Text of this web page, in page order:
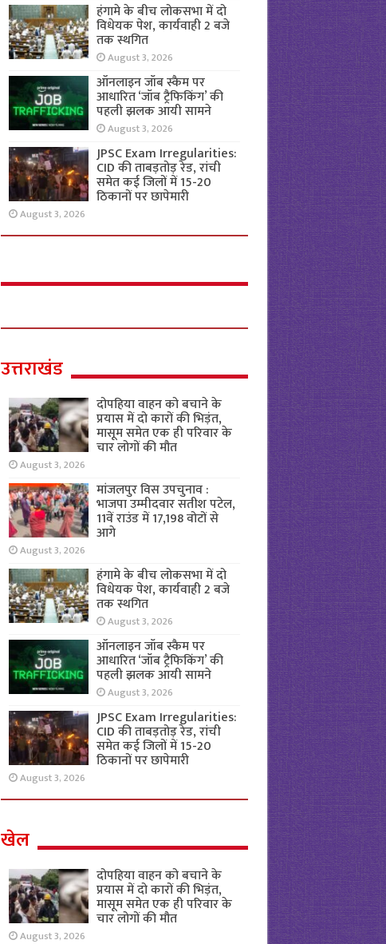
हंगामे के बीच लोकसभा में दो
विधेयक पेश, कार्यवाही 2 बजे
तक स्थगित
August 3, 2026
ऑनलाइन जॉब स्कैम पर
आधारित ‘जॉब ट्रैफिकिंग’ की
पहली झलक आयी सामने
August 3, 2026
JPSC Exam Irregularities:
CID की ताबड़तोड़ रेड, रांची
समेत कई जिलों में 15-20
ठिकानों पर छापेमारी
August 3, 2026
उत्तराखंड
दोपहिया वाहन को बचाने के
प्रयास में दो कारों की भिड़ंत,
मासूम समेत एक ही परिवार के
चार लोगों की मौत
August 3, 2026
मांजलपुर विस उपचुनाव :
भाजपा उम्मीदवार सतीश पटेल,
11वें राउंड में 17,198 वोटों से
आगे
August 3, 2026
हंगामे के बीच लोकसभा में दो
विधेयक पेश, कार्यवाही 2 बजे
तक स्थगित
August 3, 2026
ऑनलाइन जॉब स्कैम पर
आधारित ‘जॉब ट्रैफिकिंग’ की
पहली झलक आयी सामने
August 3, 2026
JPSC Exam Irregularities:
CID की ताबड़तोड़ रेड, रांची
समेत कई जिलों में 15-20
ठिकानों पर छापेमारी
August 3, 2026
खेल
दोपहिया वाहन को बचाने के
प्रयास में दो कारों की भिड़ंत,
मासूम समेत एक ही परिवार के
चार लोगों की मौत
August 3, 2026